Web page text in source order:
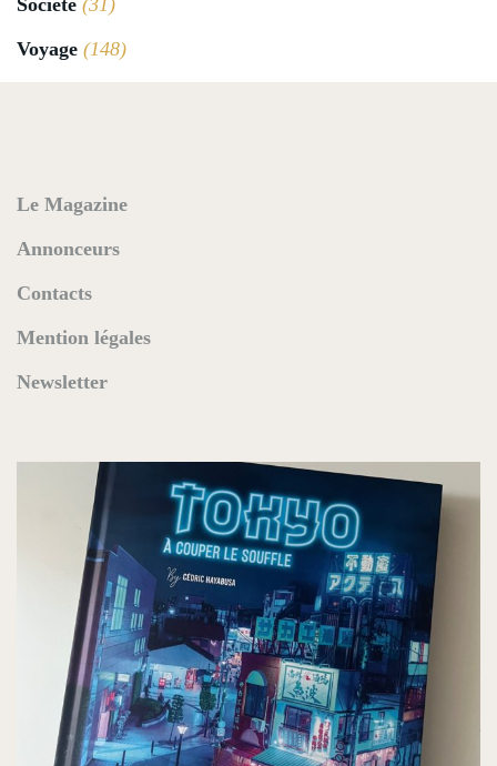
Voyage (148)
Le Magazine
Annonceurs
Contacts
Mention légales
Newsletter